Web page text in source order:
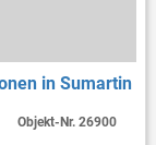
in Sumartin
Objekt-Nr.26900